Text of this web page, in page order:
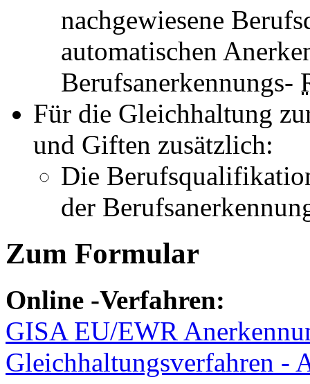
nachgewiesene
automatischen
Berufsanerkennungs-
Für die Gleichhaltung
und Giften zusätzlich:
Die
der
Zum Formular
Online -Verfahren:
GISA EU/EWR
Gleichhaltungsverfahren -